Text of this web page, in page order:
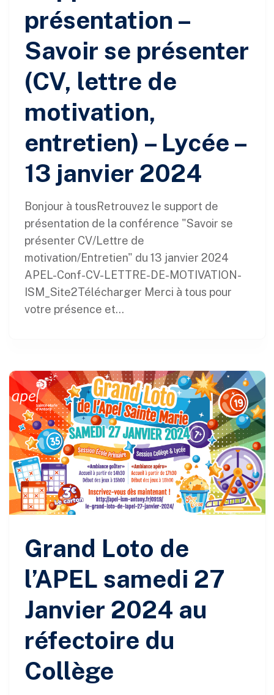
présentation –
Savoir se présenter
(CV, lettre de
motivation,
entretien) – Lycée –
13 janvier 2024
Bonjour à tousRetrouvez le support de
présentation de la conférence "Savoir se
présenter CV/Lettre de
motivation/Entretien" du 13 janvier 2024
APEL-Conf-CV-LETTRE-DE-MOTIVATION-
ISM_Site2Télécharger Merci à tous pour
votre présence et...
Grand Loto de
l’APEL samedi 27
Janvier 2024 au
réfectoire du
Collège